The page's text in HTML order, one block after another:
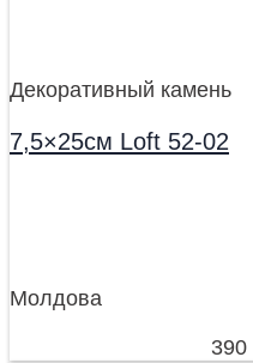
Декоративный камень
7,5×25см Loft 52-02
Молдова
390